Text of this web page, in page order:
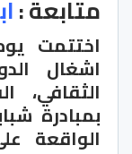
متابعة :
اشغال
الثقافي،
بمبادرة
الواقعة